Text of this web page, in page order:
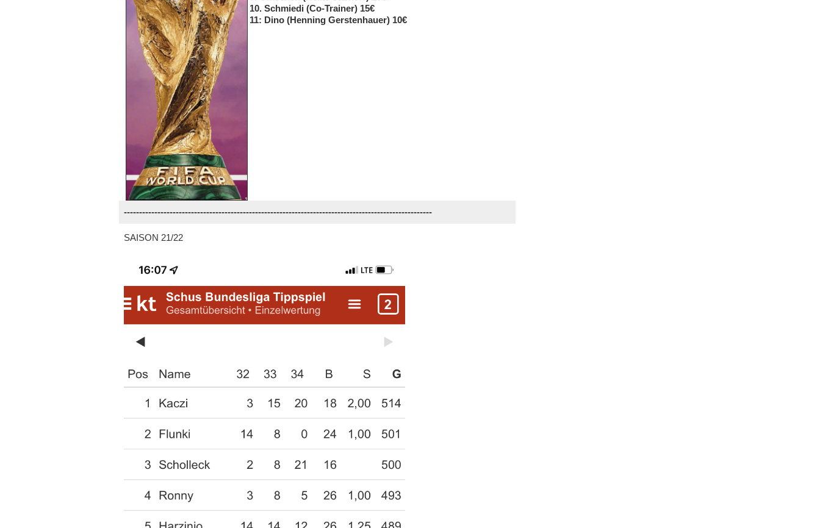
10. Schmiedi (Co-Trainer) 15€
11: Dino (Henning Gerstenhauer) 10€
-----------------------------------------------------------------------------------------------------
SAISON 21/22